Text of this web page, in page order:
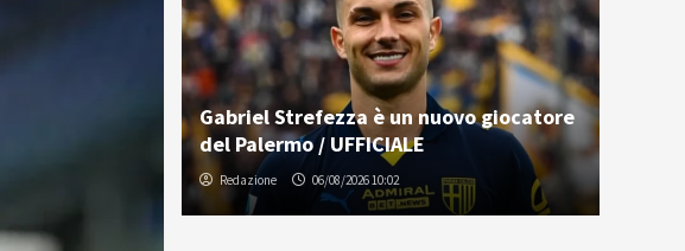
Gabriel Strefezza è un nuovo giocatore
del Palermo / UFFICIALE
Redazione 06/08/2026 10:02